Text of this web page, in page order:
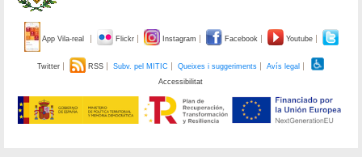
App Vila-real Flickr Instagram Facebook Youtube
Twitter RSS Subv. pel MITIC Queixes i suggeriments
Avís legal
Accessibilitat